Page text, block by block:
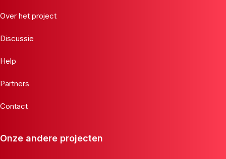
Over het project
Discussie
Help
Partners
Contact
Onze andere projecten